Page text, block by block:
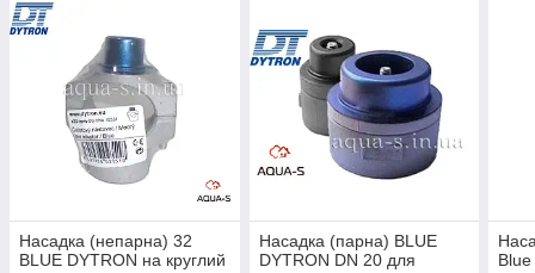
Насадка (непарна) 32
BLUE DYTRON на круглий
Насадка (парна) BLUE
DYTRON DN 20 для